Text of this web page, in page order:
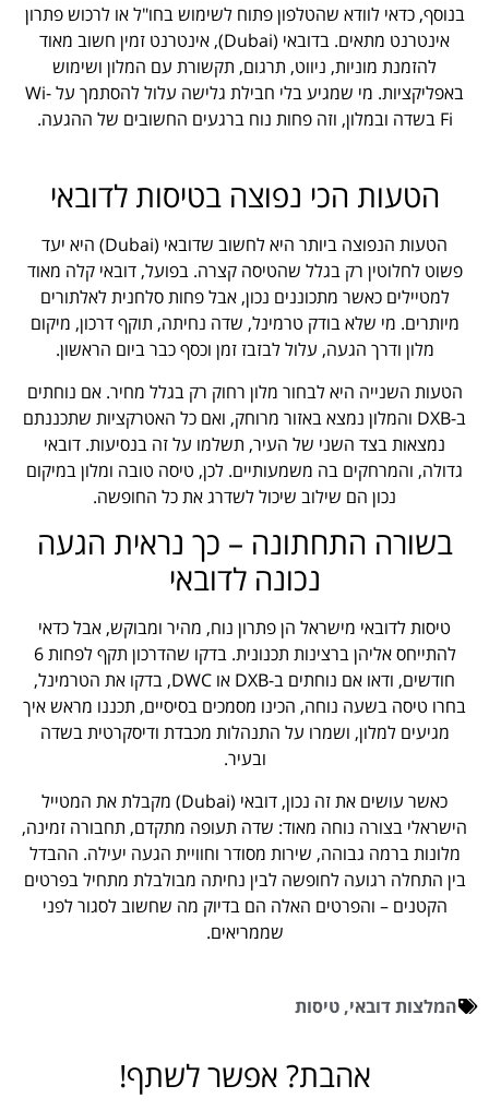
בנוסף, כדאי לוודא שהטלפון פתוח לשימוש בחו"ל או לרכוש פתרון
אינטרנט מתאים. בדובאי (Dubai), אינטרנט זמין חשוב מאוד
להזמנת מוניות, ניווט, תרגום, תקשורת עם המלון ושימוש
באפליקציות. מי שמגיע בלי חבילת גלישה עלול להסתמך על Wi-
Fi בשדה ובמלון, וזה פחות נוח ברגעים החשובים של ההגעה.
הטעות הכי נפוצה בטיסות לדובאי
הטעות הנפוצה ביותר היא לחשוב שדובאי (Dubai) היא יעד
פשוט לחלוטין רק בגלל שהטיסה קצרה. בפועל, דובאי קלה מאוד
למטיילים כאשר מתכוננים נכון, אבל פחות סלחנית לאלתורים
מיותרים. מי שלא בודק טרמינל, שדה נחיתה, תוקף דרכון, מיקום
מלון ודרך הגעה, עלול לבזבז זמן וכסף כבר ביום הראשון.
הטעות השנייה היא לבחור מלון רחוק רק בגלל מחיר. אם נוחתים
ב-DXB והמלון נמצא באזור מרוחק, ואם כל האטרקציות שתכננתם
נמצאות בצד השני של העיר, תשלמו על זה בנסיעות. דובאי
גדולה, והמרחקים בה משמעותיים. לכן, טיסה טובה ומלון במיקום
נכון הם שילוב שיכול לשדרג את כל החופשה.
בשורה התחתונה – כך נראית הגעה
נכונה לדובאי
טיסות לדובאי מישראל הן פתרון נוח, מהיר ומבוקש, אבל כדאי
להתייחס אליהן ברצינות תכנונית. בדקו שהדרכון תקף לפחות 6
חודשים, ודאו אם נוחתים ב-DXB או DWC, בדקו את הטרמינל,
בחרו טיסה בשעה נוחה, הכינו מסמכים בסיסיים, תכננו מראש איך
מגיעים למלון, ושמרו על התנהלות מכבדת ודיסקרטית בשדה
ובעיר.
כאשר עושים את זה נכון, דובאי (Dubai) מקבלת את המטייל
הישראלי בצורה נוחה מאוד: שדה תעופה מתקדם, תחבורה זמינה,
מלונות ברמה גבוהה, שירות מסודר וחוויית הגעה יעילה. ההבדל
בין התחלה רגועה לחופשה לבין נחיתה מבולבלת מתחיל בפרטים
הקטנים – והפרטים האלה הם בדיוק מה שחשוב לסגור לפני
שממריאים.
המלצות דובאי, טיסות
אהבת? אפשר לשתף!